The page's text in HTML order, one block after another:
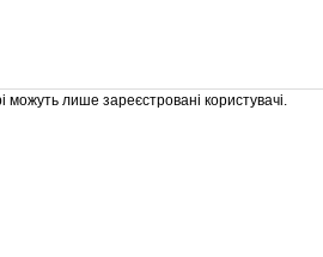
лише зареєстровані користувачі.